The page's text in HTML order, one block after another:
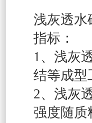
浅灰透水
指标：
1、浅灰
结等成型
2、浅灰
强度随质